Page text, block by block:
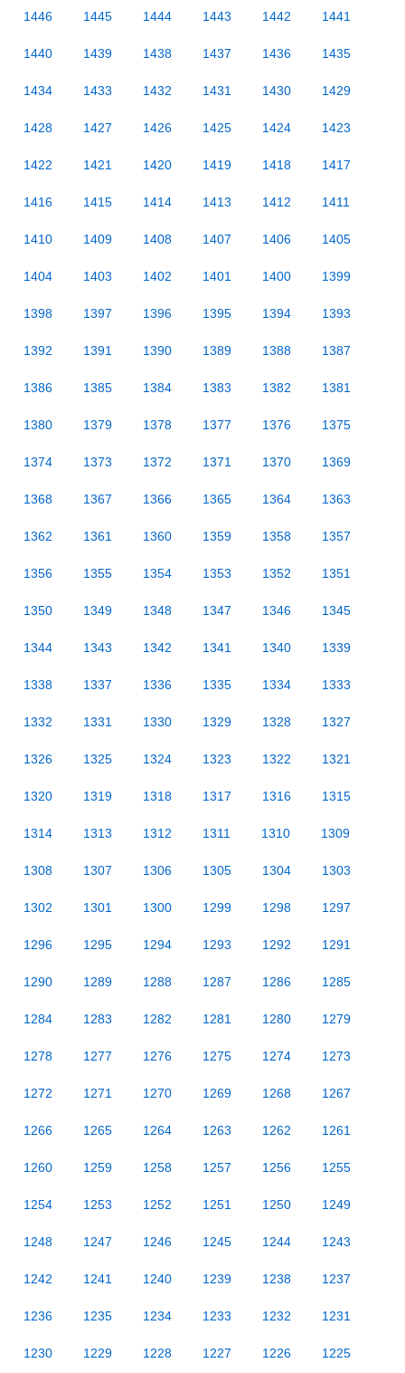
1446 1445 1444 1443 1442 1441
1440 1439 1438 1437 1436 1435
1434 1433 1432 1431 1430 1429
1428 1427 1426 1425 1424 1423
1422 1421 1420 1419 1418 1417
1416 1415 1414 1413 1412 1411
1410 1409 1408 1407 1406 1405
1404 1403 1402 1401 1400 1399
1398 1397 1396 1395 1394 1393
1392 1391 1390 1389 1388 1387
1386 1385 1384 1383 1382 1381
1380 1379 1378 1377 1376 1375
1374 1373 1372 1371 1370 1369
1368 1367 1366 1365 1364 1363
1362 1361 1360 1359 1358 1357
1356 1355 1354 1353 1352 1351
1350 1349 1348 1347 1346 1345
1344 1343 1342 1341 1340 1339
1338 1337 1336 1335 1334 1333
1332 1331 1330 1329 1328 1327
1326 1325 1324 1323 1322 1321
1320 1319 1318 1317 1316 1315
1314 1313 1312 1311 1310 1309
1308 1307 1306 1305 1304 1303
1302 1301 1300 1299 1298 1297
1296 1295 1294 1293 1292 1291
1290 1289 1288 1287 1286 1285
1284 1283 1282 1281 1280 1279
1278 1277 1276 1275 1274 1273
1272 1271 1270 1269 1268 1267
1266 1265 1264 1263 1262 1261
1260 1259 1258 1257 1256 1255
1254 1253 1252 1251 1250 1249
1248 1247 1246 1245 1244 1243
1242 1241 1240 1239 1238 1237
1236 1235 1234 1233 1232 1231
1230 1229 1228 1227 1226 1225